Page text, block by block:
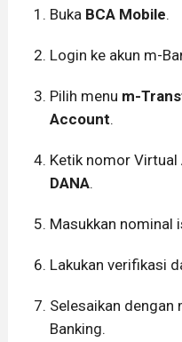
Buka BCA Mobile.
Login ke akun m-
Pilih menu m-
Account.
Ketik nomor Virtual
DANA.
Masukkan nominal
Lakukan verifikasi
Selesaikan dengan
Banking.